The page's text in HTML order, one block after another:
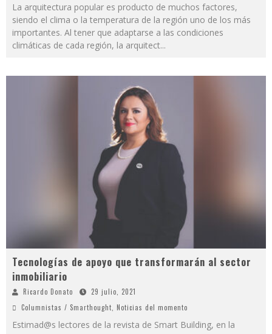
La arquitectura popular es producto de muchos factores,
siendo el clima o la temperatura de la región uno de los más
importantes. Al tener que adaptarse a las condiciones
climáticas de cada región, la arquitect...
Tecnologías de apoyo que transformarán al sector
inmobiliario
Ricardo Donato
29 julio, 2021
Columnistas / Smarthought Noticias del momento
Estimad@s lectores de la revista de Smart Building, en la